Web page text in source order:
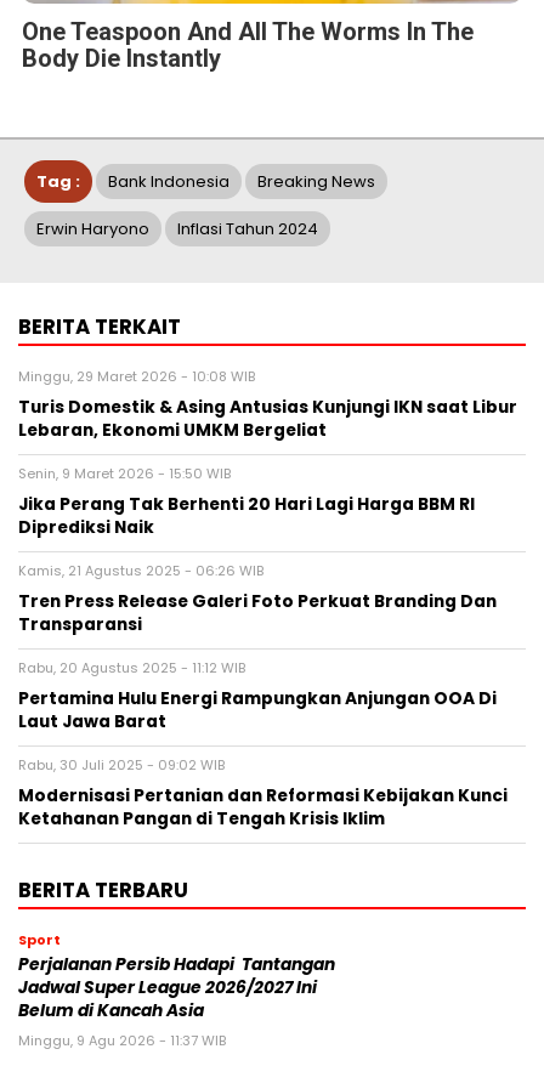
One Teaspoon And All The Worms In The
Body Die Instantly
Tag : Bank Indonesia Breaking News
Erwin Haryono Inflasi Tahun 2024
BERITA TERKAIT
Minggu, 29 Maret 2026 - 10:08 WIB
Turis Domestik & Asing Antusias Kunjungi IKN saat Libur
Lebaran, Ekonomi UMKM Bergeliat
Senin, 9 Maret 2026 - 15:50 WIB
Jika Perang Tak Berhenti 20 Hari Lagi Harga BBM RI
Diprediksi Naik
Kamis, 21 Agustus 2025 - 06:26 WIB
Tren Press Release Galeri Foto Perkuat Branding Dan
Transparansi
Rabu, 20 Agustus 2025 - 11:12 WIB
Pertamina Hulu Energi Rampungkan Anjungan OOA Di
Laut Jawa Barat
Rabu, 30 Juli 2025 - 09:02 WIB
Modernisasi Pertanian dan Reformasi Kebijakan Kunci
Ketahanan Pangan di Tengah Krisis Iklim
BERITA TERBARU
Sport
Perjalanan Persib Hadapi Tantangan
Jadwal Super League 2026/2027 Ini
Belum di Kancah Asia
Minggu, 9 Agu 2026 - 11:37 WIB